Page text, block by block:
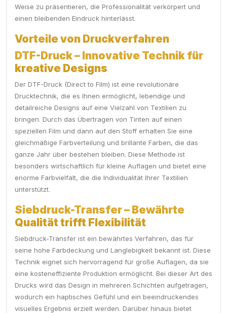
Weise zu präsentieren, die Professionalität verkörpert und
einen bleibenden Eindruck hinterlässt.
Vorteile von Druckverfahren
DTF-Druck – Innovative Technik für
kreative Designs
Der DTF-Druck (Direct to Film) ist eine revolutionäre
Drucktechnik, die es Ihnen ermöglicht, lebendige und
detailreiche Designs auf eine Vielzahl von Textilien zu
bringen. Durch das Übertragen von Tinten auf einen
speziellen Film und dann auf den Stoff erhalten Sie eine
gleichmäßige Farbverteilung und brillante Farben, die das
ganze Jahr über bestehen bleiben. Diese Methode ist
besonders wirtschaftlich für kleine Auflagen und bietet eine
enorme Farbvielfalt, die die Individualität Ihrer Textilien
unterstützt.
Siebdruck-Transfer – Bewährte
Qualität trifft Flexibilität
Siebdruck-Transfer ist ein bewährtes Verfahren, das für
seine hohe Farbdeckung und Langlebigkeit bekannt ist. Diese
Technik eignet sich hervorragend für große Auflagen, da sie
eine kosteneffiziente Produktion ermöglicht. Bei dieser Art des
Drucks wird das Design in mehreren Schichten aufgetragen,
wodurch ein haptisches Gefühl und ein beeindruckendes
visuelles Ergebnis erzielt werden. Darüber hinaus bietet